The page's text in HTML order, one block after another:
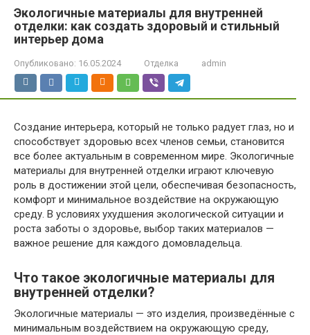
Экологичные материалы для внутренней
отделки: как создать здоровый и стильный
интерьер дома
Опубликовано: 16.05.2024 Отделка admin
Создание интерьера, который не только радует глаз, но и
способствует здоровью всех членов семьи, становится
все более актуальным в современном мире. Экологичные
материалы для внутренней отделки играют ключевую
роль в достижении этой цели, обеспечивая безопасность,
комфорт и минимальное воздействие на окружающую
среду. В условиях ухудшения экологической ситуации и
роста заботы о здоровье, выбор таких материалов —
важное решение для каждого домовладельца.
Что такое экологичные материалы для
внутренней отделки?
Экологичные материалы — это изделия, произведённые с
минимальным воздействием на окружающую среду,